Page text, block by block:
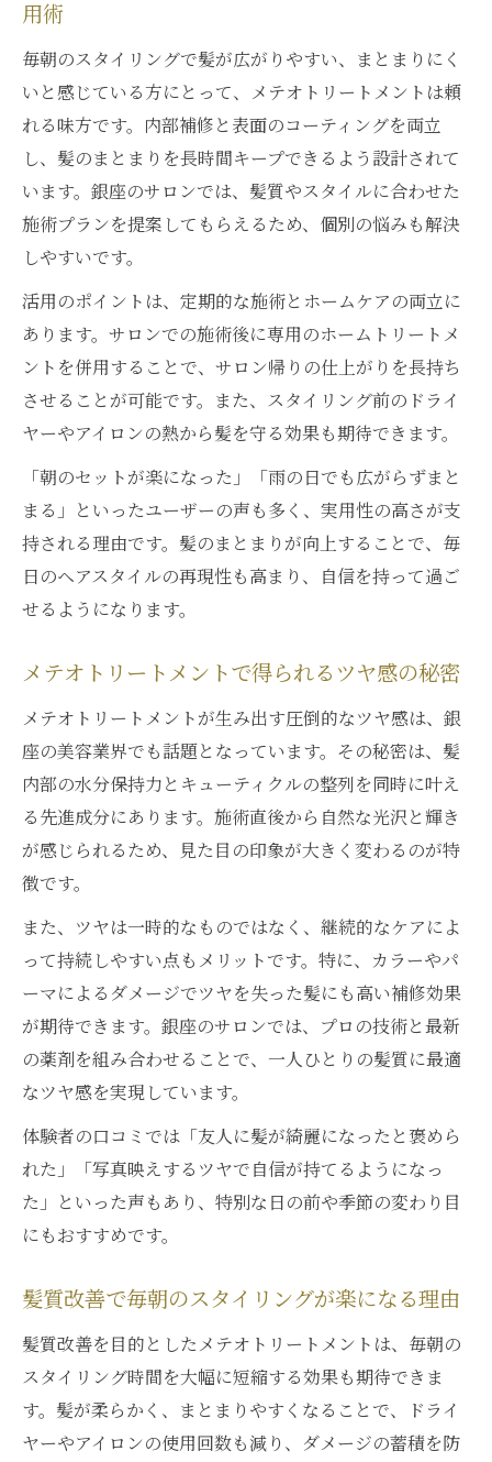
用術
毎朝のスタイリングで髪が広がりやすい、まとまりにく
いと感じている方にとって、メテオトリートメントは頼
れる味方です。内部補修と表面のコーティングを両立
し、髪のまとまりを長時間キープできるよう設計されて
います。銀座のサロンでは、髪質やスタイルに合わせた
施術プランを提案してもらえるため、個別の悩みも解決
しやすいです。
活用のポイントは、定期的な施術とホームケアの両立に
あります。サロンでの施術後に専用のホームトリートメ
ントを併用することで、サロン帰りの仕上がりを長持ち
させることが可能です。また、スタイリング前のドライ
ヤーやアイロンの熱から髪を守る効果も期待できます。
「朝のセットが楽になった」「雨の日でも広がらずまと
まる」といったユーザーの声も多く、実用性の高さが支
持される理由です。髪のまとまりが向上することで、毎
日のヘアスタイルの再現性も高まり、自信を持って過ご
せるようになります。
メテオトリートメントで得られるツヤ感の秘密
メテオトリートメントが生み出す圧倒的なツヤ感は、銀
座の美容業界でも話題となっています。その秘密は、髪
内部の水分保持力とキューティクルの整列を同時に叶え
る先進成分にあります。施術直後から自然な光沢と輝き
が感じられるため、見た目の印象が大きく変わるのが特
徴です。
また、ツヤは一時的なものではなく、継続的なケアによ
って持続しやすい点もメリットです。特に、カラーやパ
ーマによるダメージでツヤを失った髪にも高い補修効果
が期待できます。銀座のサロンでは、プロの技術と最新
の薬剤を組み合わせることで、一人ひとりの髪質に最適
なツヤ感を実現しています。
体験者の口コミでは「友人に髪が綺麗になったと褒めら
れた」「写真映えするツヤで自信が持てるようになっ
た」といった声もあり、特別な日の前や季節の変わり目
にもおすすめです。
髪質改善で毎朝のスタイリングが楽になる理由
髪質改善を目的としたメテオトリートメントは、毎朝の
スタイリング時間を大幅に短縮する効果も期待できま
す。髪が柔らかく、まとまりやすくなることで、ドライ
ヤーやアイロンの使用回数も減り、ダメージの蓄積を防